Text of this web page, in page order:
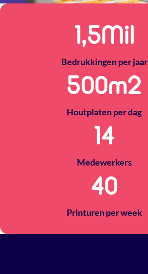
1,5Mil
Bedrukkingen per jaar
500m2
Houtplaten per dag
14
Medewerkers
40
Printuren per week